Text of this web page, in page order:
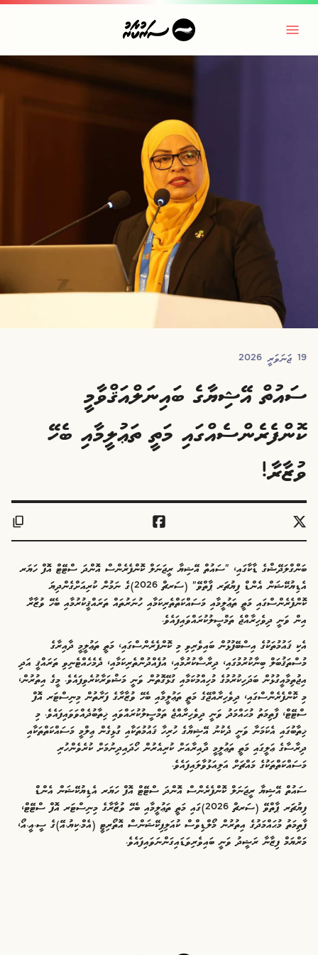
19 ޖަނަވަރީ 2026
ސައުތް އޭޝިޔާގެ ބައިނަލްއަޤްވާމީ
ކޮންފެރެންސެއްގައި މަތީ ތަޢުލީމާއި ބެހޭ
ވުޒާރާ!
ބަންގްލަދޭޝްގެ ޑާކާގައި، "ސައުތް އޭޝިޔާ ރީޖަނަލް ކޮންފެރެންސް އޮންދަ ސްޓޭޓް އޮފް ހަޔަރ
އެޑިޔުކޭޝަން އެންޑް ފިޔުޗަރ ޕާތްވޭ" (ސަރޗް 2026)ގެ ނަމުން ކުރިއަށްގެންދިޔަ
ކޮންފެރެންސްގައި މަތީ ތަޢުލީމާއި މަސައްކަތްތެރިކަމާއި ހުނަރުތައް ތަރައްޤީކުރުމާއި ބެހޭ ވުޒާރާ
އިން ވަނީ ދިވެހިރާއްޖެ ތަމްސީލުކުރައްވައިފައެވެ.
އެކި ޤައުމުތަކުގެ އިސްބޭފުޅުން ބައިވެރިވި މި ކޮންފެރެންސްގައި، މަތީ ތަޢުލީމީ ދާއިރާގެ
މުސްތަޤުބަލް ބިނާކުރުމުގައި، ދިރާސާކުރުމާއި، އުފެއްދުންތެރިކަމާއި، ދެމެހެއްޓެނިވި ތަރައްޤީ އަދި
އިޖުތިމާއީގުޅުން ބަދަހިކުރުމުގެ މުހިއްމުކަމާއި ގުޅޭގޮތުން ވަނީ މަޝްވަރާކުރެވިފައެވެ. މީގެ އިތުރުން،
މި ކޮންފެރެންސްގައި، ދިވެހިރާއްޖޭގެ މަތީ ތަޢުލީމާއި ބެހޭ ވުޒާރާގެ ފަރާތުން މިނިސްޓަރ އޮފް
ސްޓޭޓް، ފާތިމަތު މުޙައްމަދު ވަނީ ދިވެހިރާއްޖެ ތަމްސީލުކުރައްވައި ޚިތާބުދެއްވަވައިފައެވެ. މި
ޚިތާބުގައި އެކަމަނާ ވަނީ ދެކުނު އޭޝިޔާގެ ހުރިހާ ޤައުމުތަކާއި ގުޅިގެން ޢިލްމީ މަސައްކަތްތަކާއި
ދިރާސާގެ ޢަލީގައި މަތީ ތަޢުލީމީ ދާއިރާއަށް ކުރިއެރުން ހޯދައިދިނުމަށް ކުރެވެންހުރި
މަސައްކަތްތަކުގެ މައްޗަށް އަލިއަޅުވާލައިފައެވެ.
ސައުތް އޭޝިޔާ ރީޖަނަލް ކޮންފެރެންސް އޮންދަ ސްޓޭޓް އޮފް ހަޔަރ އެޑިޔުކޭޝަން އެންޑް
ފިޔުޗަރ ޕާތްވޭ (ސަރޗް 2026)ގައި މަތީ ތަޢުލީމާއި ބެހޭ ވުޒާރާގެ މިނިސްޓަރ އޮފް ސްޓޭޓް،
ފާތިމަތު މުޙައްމަދުގެ އިތުރުން މޯލްޑިވްސް ކުއަލިފިކޭޝަންސް އޮތޯރިޓީ (އެމް.ކިޔު.އޭ)ގެ ސީ.އީ.އޯ،
މަރްޔަމް ފިޒާނާ ރަޝީދު ވަނީ ބައިވެރިވަޑައިގަންނަވައިފައެވެ.